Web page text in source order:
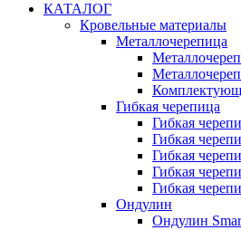
КАТАЛОГ
Кровельные материалы
Металлочерепица
Гибкая черепица
Гибкая
Гибкая
Гибкая
Гибкая
Гибкая
Ондулин
Ондулин